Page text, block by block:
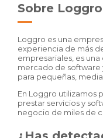
Sobre Loggro
Loggro es una
experiencia de más
empresariales, es
mercado de software
para pequeñas,
En Loggro utilizamos
prestar servicios y
negocio de miles de